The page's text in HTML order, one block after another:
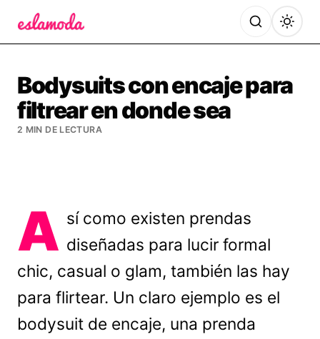
Bodysuits con encaje para
filtrear en donde sea
2 MIN DE LECTURA
A sí como existen prendas
diseñadas para lucir formal
chic, casual o glam, también las hay
para flirtear. Un claro ejemplo es el
bodysuit de encaje, una prenda